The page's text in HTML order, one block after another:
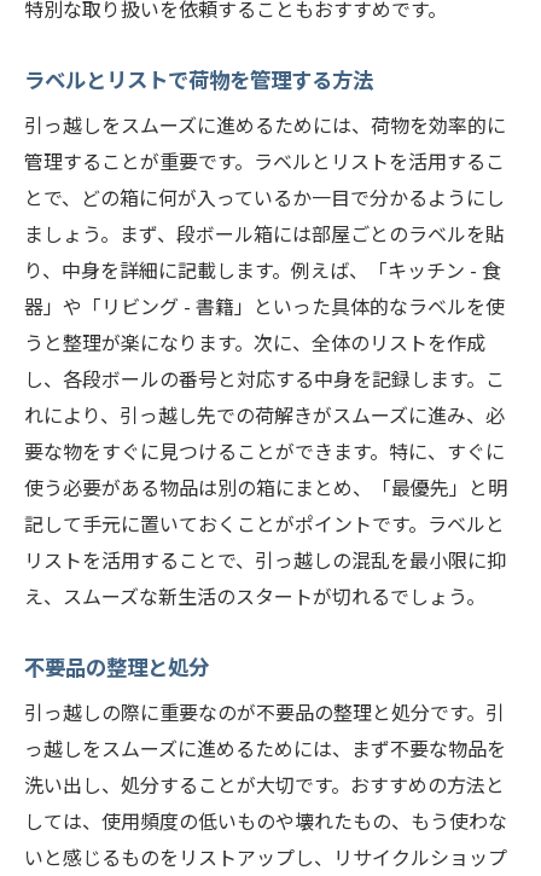
特別な取り扱いを依頼することもおすすめです。
ラベルとリストで荷物を管理する方法
引っ越しをスムーズに進めるためには、荷物を効率的に
管理することが重要です。ラベルとリストを活用するこ
とで、どの箱に何が入っているか一目で分かるようにし
ましょう。まず、段ボール箱には部屋ごとのラベルを貼
り、中身を詳細に記載します。例えば、「キッチン - 食
器」や「リビング - 書籍」といった具体的なラベルを使
うと整理が楽になります。次に、全体のリストを作成
し、各段ボールの番号と対応する中身を記録します。こ
れにより、引っ越し先での荷解きがスムーズに進み、必
要な物をすぐに見つけることができます。特に、すぐに
使う必要がある物品は別の箱にまとめ、「最優先」と明
記して手元に置いておくことがポイントです。ラベルと
リストを活用することで、引っ越しの混乱を最小限に抑
え、スムーズな新生活のスタートが切れるでしょう。
不要品の整理と処分
引っ越しの際に重要なのが不要品の整理と処分です。引
っ越しをスムーズに進めるためには、まず不要な物品を
洗い出し、処分することが大切です。おすすめの方法と
しては、使用頻度の低いものや壊れたもの、もう使わな
いと感じるものをリストアップし、リサイクルショップ